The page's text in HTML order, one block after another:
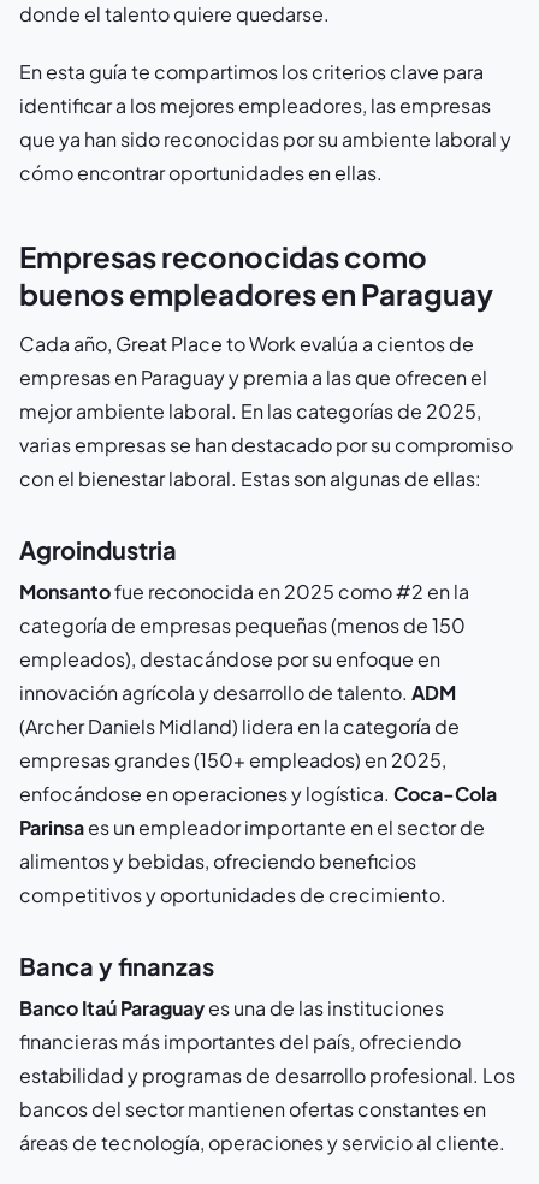
donde el talento quiere quedarse.
En esta guía te compartimos los criterios clave para
identificar a los mejores empleadores, las empresas
que ya han sido reconocidas por su ambiente laboral y
cómo encontrar oportunidades en ellas.
Empresas reconocidas como
buenos empleadores en Paraguay
Cada año, Great Place to Work evalúa a cientos de
empresas en Paraguay y premia a las que ofrecen el
mejor ambiente laboral. En las categorías de 2025,
varias empresas se han destacado por su compromiso
con el bienestar laboral. Estas son algunas de ellas:
Agroindustria
Monsantofue reconocida en 2025 como #2 en la
categoría de empresas pequeñas (menos de 150
empleados), destacándose por su enfoque en
innovación agrícola y desarrollo de talento. ADM
(Archer Daniels Midland) lidera en la categoría de
empresas grandes (150+ empleados) en 2025,
enfocándose en operaciones y logística. Coca-Cola
Parinsaes un empleador importante en el sector de
alimentos y bebidas, ofreciendo beneficios
competitivos y oportunidades de crecimiento.
Banca y finanzas
Banco Itaú Paraguayes una de las instituciones
financieras más importantes del país, ofreciendo
estabilidad y programas de desarrollo profesional. Los
bancos del sector mantienen ofertas constantes en
áreas de tecnología, operaciones y servicio al cliente.